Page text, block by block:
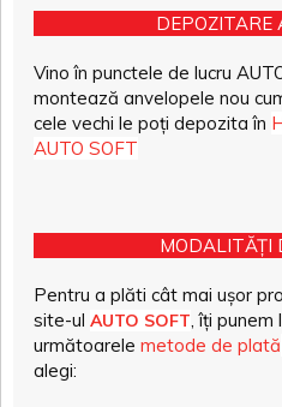
DEPOZITARE
Vino în punctele de lucru
montează anvelopele nou
cele vechi le poți depozita în
AUTO SOFT
MODALITĂȚI
Pentru a plăti cât mai ușor
site-ul AUTO SOFT, îți punem
următoarele metode de plată
alegi: